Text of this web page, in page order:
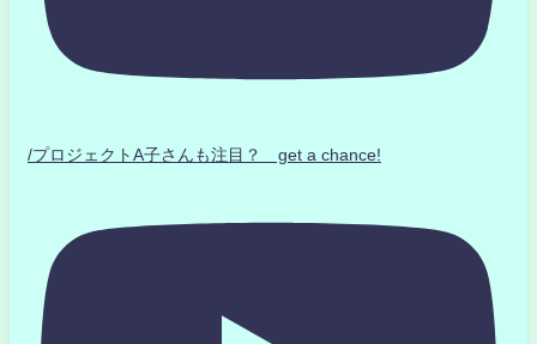
/プロジェクトA子さんも注目？ get a chance!